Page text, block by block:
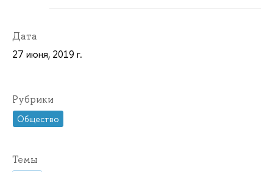
Дата
27 июня, 2019 г.
Рубрики
Общество
Темы